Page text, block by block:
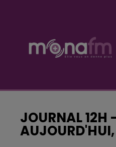
JOURNAL 12H